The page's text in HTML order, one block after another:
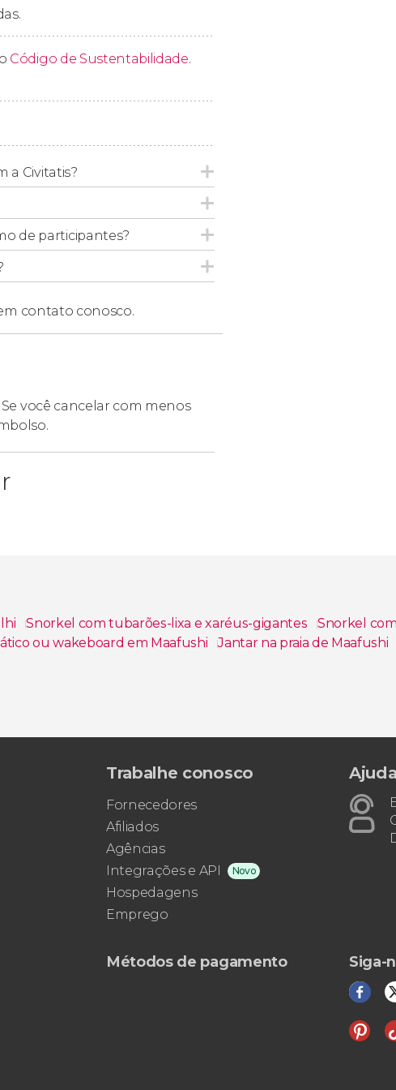
Código de Sustentabilidade.
a Civitatis?
de participantes?
contato conosco.
você cancelar com menos
Snorkel com tubarões-lixa e xaréus-gigantes
Snorkel
ou wakeboard em Maafushi Jantar na praia de Maafushi
Trabalhe conosco
Fornecedores
Afiliados
Agências
Integrações e API
Novo
Hospedagens
Emprego
Ajuda
Métodos de pagamento Siga-